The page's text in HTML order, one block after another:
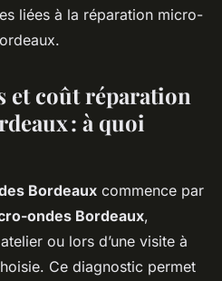
liées à la réparation micro-
et coût réparation
: à quoi
Bordeaux commence par
ondes Bordeaux,
ou lors d’une visite à
Ce diagnostic permet